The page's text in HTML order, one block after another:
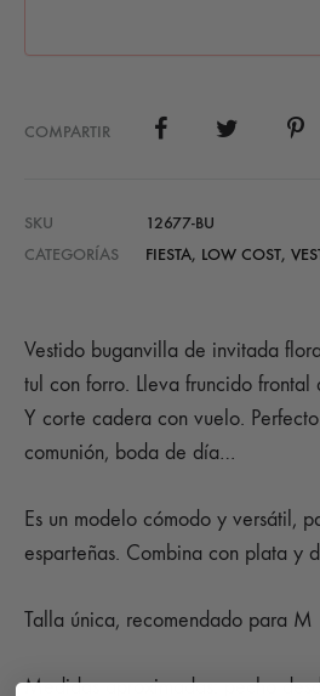
COMPARTIR
SKU
12677-BU
CATEGORÍAS
FIESTA, LOW COST,
Vestido buganvilla de invitada
tul con forro. Lleva fruncido frontal
Y corte cadera con vuelo.
comunión, boda de día…
Es un modelo cómodo y versátil,
esparteñas. Combina con plata y
Talla única, recomendado para M
Medidas aproximadas: pecho